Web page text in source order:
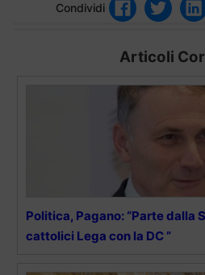
Condividi
Articoli
Politica, Pagano: “Parte dalla
cattolici Lega con la DC ”